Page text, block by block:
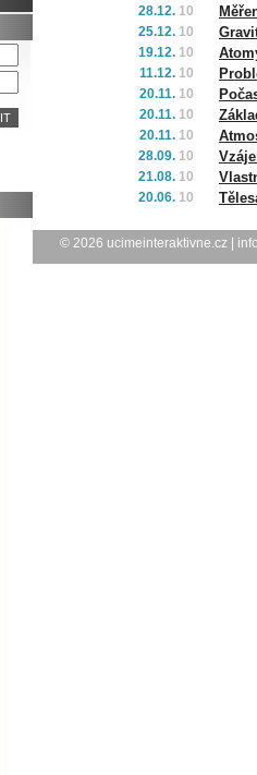
28.12. 10
25.12. 10
19.12. 10
11.12. 10
20.11. 10
20.11. 10
20.11. 10
28.09. 10
21.08. 10
20.06. 10
© 2026 ucimeinteraktivne.cz